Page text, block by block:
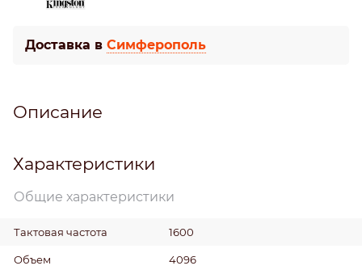
Доставка в Симферополь
Описание
Характеристики
Общие характеристики
Тактовая частота 1600
Объем 4096